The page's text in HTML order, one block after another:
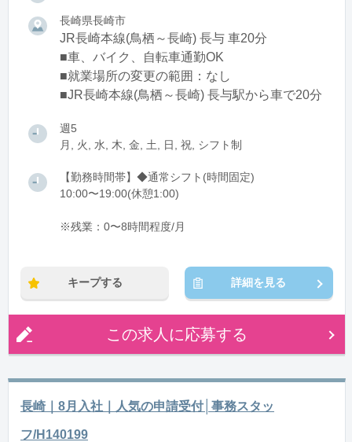
長崎県長崎市
JR長崎本線(鳥栖～長崎) 長与 車20分
■車、バイク、自転車通勤OK
■就業場所の変更の範囲：なし
■JR長崎本線(鳥栖～長崎) 長与駅から車で20分
週5
月, 火, 水, 木, 金, 土, 日, 祝, シフト制
【勤務時間帯】◆通常シフト(時間固定)
10:00〜19:00(休憩1:00)
※残業：0〜8時間程度/月
キープする 詳細を見る
この求人に応募する
長崎｜8月入社｜人気の申請受付│事務スタッ
フ/H140199